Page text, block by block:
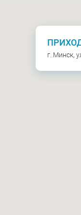
г. Минск,